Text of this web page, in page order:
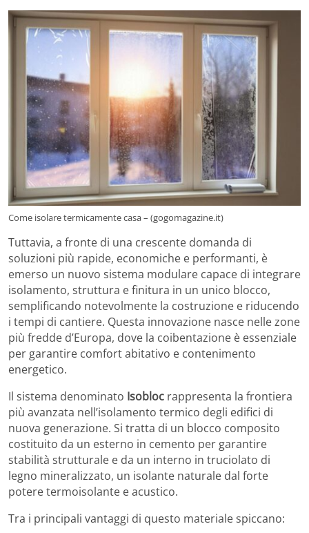
Come isolare termicamente casa – (gogomagazine.it)
Tuttavia, a fronte di una crescente domanda di
soluzioni più rapide, economiche e performanti, è
emerso un nuovo sistema modulare capace di integrare
isolamento, struttura e finitura in un unico blocco,
semplificando notevolmente la costruzione e riducendo
i tempi di cantiere. Questa innovazione nasce nelle zone
più fredde d’Europa, dove la coibentazione è essenziale
per garantire comfort abitativo e contenimento
energetico.
Il sistema denominato Isobloc rappresenta la frontiera
più avanzata nell’isolamento termico degli edifici di
nuova generazione. Si tratta di un blocco composito
costituito da un esterno in cemento per garantire
stabilità strutturale e da un interno in truciolato di
legno mineralizzato, un isolante naturale dal forte
potere termoisolante e acustico.
Tra i principali vantaggi di questo materiale spiccano: